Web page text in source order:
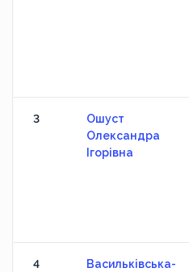
3
Ошуст
Олександра
Ігорівна
4
Васильківська-